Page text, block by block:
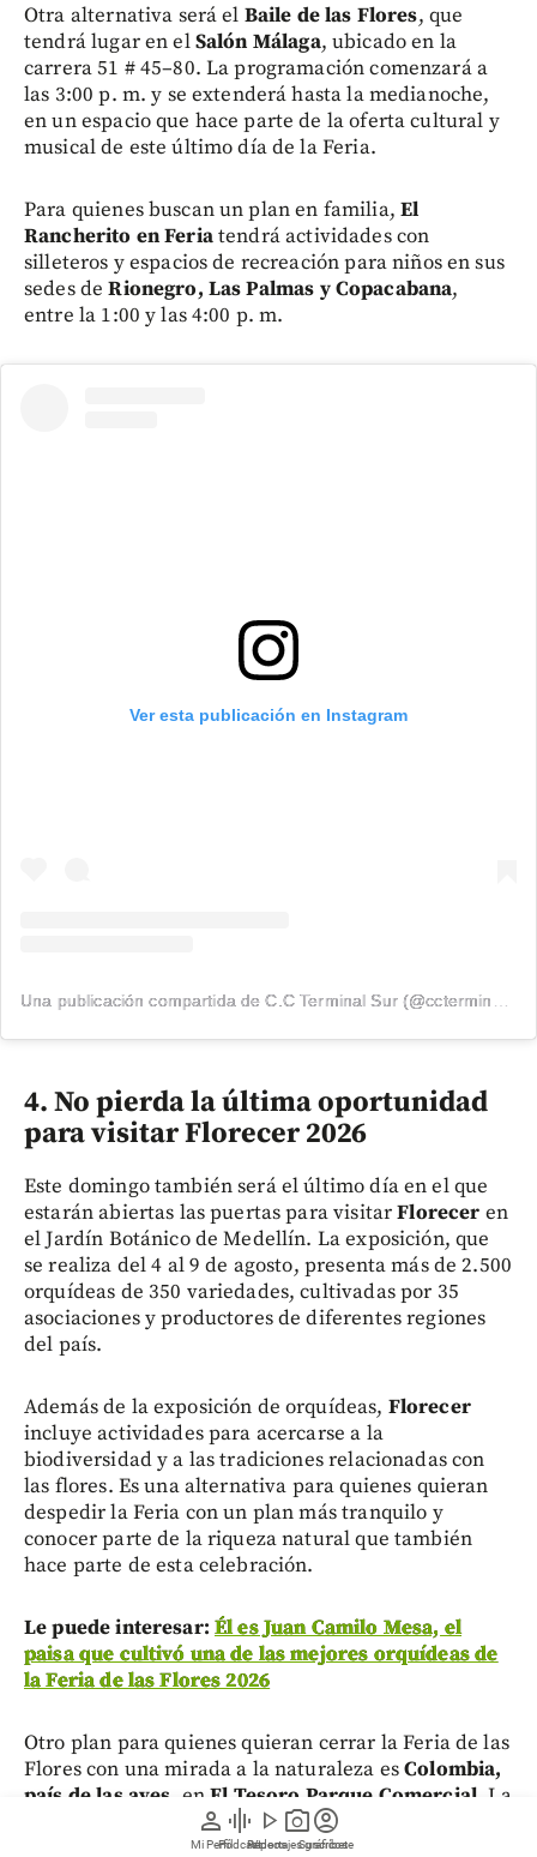
person
Mi Perfil
graphic_eq
Pódcast
play_arrow
Videos
photo_camera
Reportajes gráficos
account_circle
Suscríbete
Otra alternativa será el Baile de las Flores, que
tendrá lugar en elSalón Málaga, ubicado en la
carrera 51 # 45–80. La programación comenzará a
las 3:00 p. m. y se extenderá hasta la medianoche,
en un espacio que hace parte de la oferta cultural y
musical de este último día de la Feria.
Para quienes buscan un plan en familia, El
Rancherito en Feriatendrá actividades con
silleteros y espacios de recreación para niños en sus
sedes deRionegro, Las Palmas y Copacabana,
entre la 1:00 y las 4:00 p. m.
Ver esta publicación en Instagram
4. No pierda la última oportunidad
para visitar Florecer 2026
Este domingo también será el último día en el que
estarán abiertas las puertas para visitarFlorecer en
el Jardín Botánico de Medellín. La exposición, que
se realiza del 4 al 9 de agosto, presenta más de 2.500
orquídeas de 350 variedades, cultivadas por 35
asociaciones y productores de diferentes regiones
del país.
Además de la exposición de orquídeas, Florecer
incluye actividades para acercarse a la
biodiversidad y a las tradiciones relacionadas con
las flores. Es una alternativa para quienes quieran
despedir la Feria con un plan más tranquilo y
conocer parte de la riqueza natural que también
hace parte de esta celebración.
Le puede interesar: Él es Juan Camilo Mesa, el
paisa que cultivó una de las mejores orquídeas de
la Feria de las Flores 2026
Otro plan para quienes quieran cerrar la Feria de las
Flores con una mirada a la naturaleza esColombia,
país de las aves , enEl Tesoro Parque Comercial . La
experiencia, de ingreso libre, transforma diferentes
plazas del centro comercial con esculturas,